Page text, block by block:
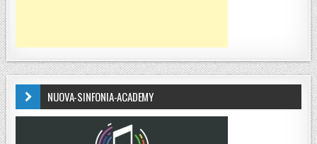
NUOVA-SINFONIA-ACADEMY